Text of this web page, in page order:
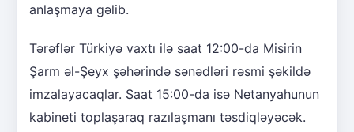
anlaşmaya gəlib.
Tərəflər Türkiyə vaxtı ilə saat 12:00-da Misirin
Şarm əl-Şeyx şəhərində sənədləri rəsmi şəkildə
imzalayacaqlar. Saat 15:00-da isə Netanyahunun
kabineti toplaşaraq razılaşmanı təsdiqləyəcək.